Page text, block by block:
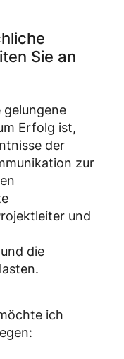
Sie an
gelungene
Erfolg ist,
der
zur
und
die
ich